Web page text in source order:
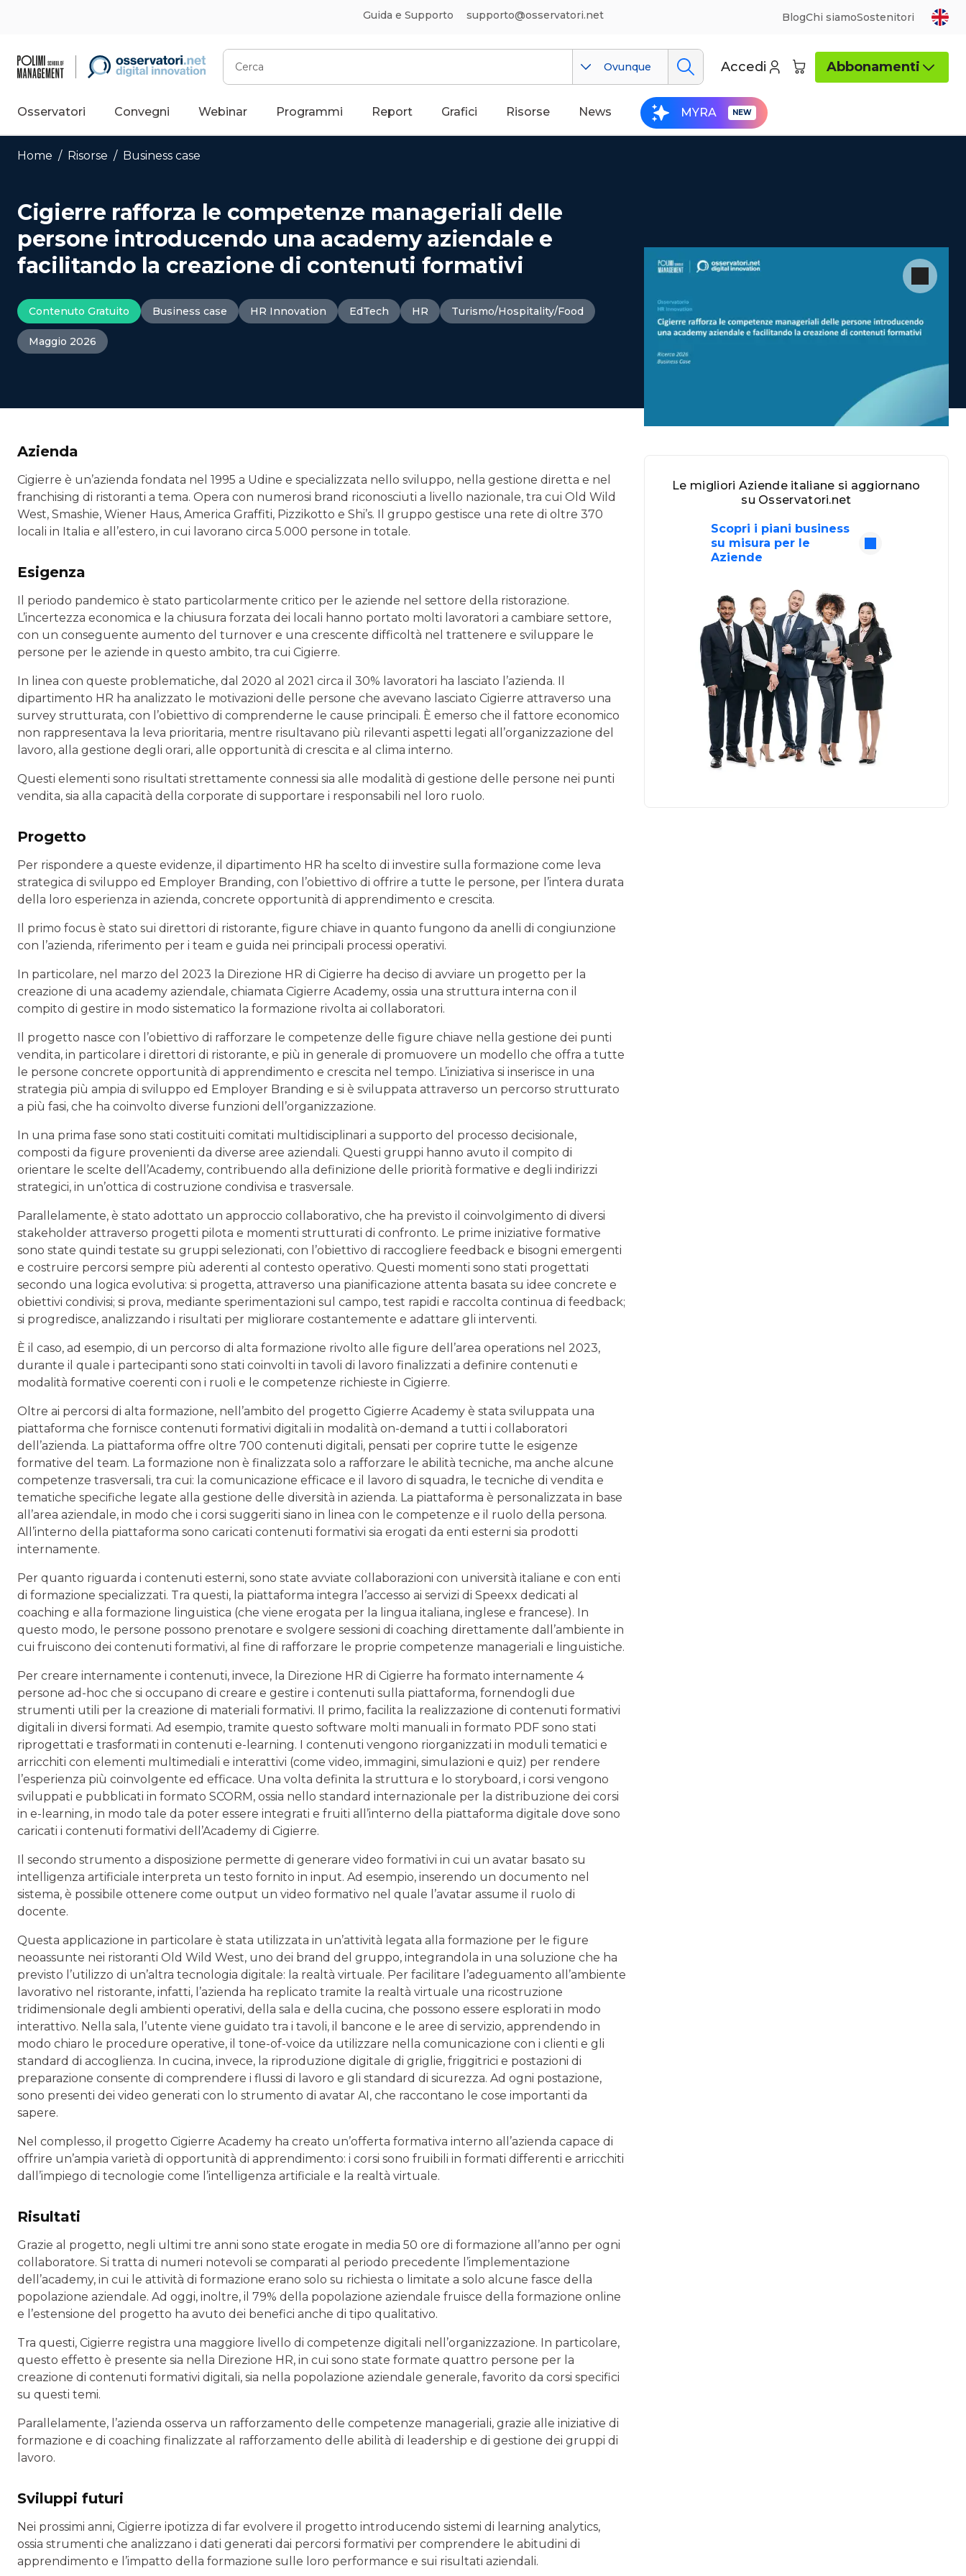
Guida e Supporto supporto@osservatori.net BlogChi siamoSostenitori
Cerca
Ovunque Accedi Abbonamenti
Osservatori Convegni Webinar Programmi Report Grafici Risorse News MYRA
Home / Risorse / Business case
Cigierre rafforza le competenze manageriali delle
persone introducendo una academy aziendale e
facilitando la creazione di contenuti formativi
Contenuto Gratuito Business case HR Innovation EdTech HR Turismo/Hospitality/Food
Maggio 2026
Azienda
Cigierre è un’azienda fondata nel 1995 a Udine e specializzata nello sviluppo, nella gestione diretta e nel
franchising di ristoranti a tema. Opera con numerosi brand riconosciuti a livello nazionale, tra cui Old Wild
West, Smashie, Wiener Haus, America Graffiti, Pizzikotto e Shi’s. Il gruppo gestisce una rete di oltre 370
locali in Italia e all’estero, in cui lavorano circa 5.000 persone in totale.
Esigenza
Il periodo pandemico è stato particolarmente critico per le aziende nel settore della ristorazione.
L’incertezza economica e la chiusura forzata dei locali hanno portato molti lavoratori a cambiare settore,
con un conseguente aumento del turnover e una crescente difficoltà nel trattenere e sviluppare le
persone per le aziende in questo ambito, tra cui Cigierre.
In linea con queste problematiche, dal 2020 al 2021 circa il 30% lavoratori ha lasciato l’azienda. Il
dipartimento HR ha analizzato le motivazioni delle persone che avevano lasciato Cigierre attraverso una
survey strutturata, con l’obiettivo di comprenderne le cause principali. È emerso che il fattore economico
non rappresentava la leva prioritaria, mentre risultavano più rilevanti aspetti legati all’organizzazione del
lavoro, alla gestione degli orari, alle opportunità di crescita e al clima interno.
Questi elementi sono risultati strettamente connessi sia alle modalità di gestione delle persone nei punti
vendita, sia alla capacità della corporate di supportare i responsabili nel loro ruolo.
Progetto
Per rispondere a queste evidenze, il dipartimento HR ha scelto di investire sulla formazione come leva
strategica di sviluppo ed Employer Branding, con l’obiettivo di offrire a tutte le persone, per l’intera durata
della loro esperienza in azienda, concrete opportunità di apprendimento e crescita.
Il primo focus è stato sui direttori di ristorante, figure chiave in quanto fungono da anelli di congiunzione
con l’azienda, riferimento per i team e guida nei principali processi operativi.
In particolare, nel marzo del 2023 la Direzione HR di Cigierre ha deciso di avviare un progetto per la
creazione di una academy aziendale, chiamata Cigierre Academy, ossia una struttura interna con il
compito di gestire in modo sistematico la formazione rivolta ai collaboratori.
Il progetto nasce con l’obiettivo di rafforzare le competenze delle figure chiave nella gestione dei punti
vendita, in particolare i direttori di ristorante, e più in generale di promuovere un modello che offra a tutte
le persone concrete opportunità di apprendimento e crescita nel tempo. L’iniziativa si inserisce in una
strategia più ampia di sviluppo ed Employer Branding e si è sviluppata attraverso un percorso strutturato
a più fasi, che ha coinvolto diverse funzioni dell’organizzazione.
In una prima fase sono stati costituiti comitati multidisciplinari a supporto del processo decisionale,
composti da figure provenienti da diverse aree aziendali. Questi gruppi hanno avuto il compito di
orientare le scelte dell’Academy, contribuendo alla definizione delle priorità formative e degli indirizzi
strategici, in un’ottica di costruzione condivisa e trasversale.
Parallelamente, è stato adottato un approccio collaborativo, che ha previsto il coinvolgimento di diversi
stakeholder attraverso progetti pilota e momenti strutturati di confronto. Le prime iniziative formative
sono state quindi testate su gruppi selezionati, con l’obiettivo di raccogliere feedback e bisogni emergenti
e costruire percorsi sempre più aderenti al contesto operativo. Questi momenti sono stati progettati
secondo una logica evolutiva: si progetta, attraverso una pianificazione attenta basata su idee concrete e
obiettivi condivisi; si prova, mediante sperimentazioni sul campo, test rapidi e raccolta continua di feedback;
si progredisce, analizzando i risultati per migliorare costantemente e adattare gli interventi.
È il caso, ad esempio, di un percorso di alta formazione rivolto alle figure dell’area operations nel 2023,
durante il quale i partecipanti sono stati coinvolti in tavoli di lavoro finalizzati a definire contenuti e
modalità formative coerenti con i ruoli e le competenze richieste in Cigierre.
Oltre ai percorsi di alta formazione, nell’ambito del progetto Cigierre Academy è stata sviluppata una
piattaforma che fornisce contenuti formativi digitali in modalità on-demand a tutti i collaboratori
dell’azienda. La piattaforma offre oltre 700 contenuti digitali, pensati per coprire tutte le esigenze
formative del team. La formazione non è finalizzata solo a rafforzare le abilità tecniche, ma anche alcune
competenze trasversali, tra cui: la comunicazione efficace e il lavoro di squadra, le tecniche di vendita e
tematiche specifiche legate alla gestione delle diversità in azienda. La piattaforma è personalizzata in base
all’area aziendale, in modo che i corsi suggeriti siano in linea con le competenze e il ruolo della persona.
All’interno della piattaforma sono caricati contenuti formativi sia erogati da enti esterni sia prodotti
internamente.
Per quanto riguarda i contenuti esterni, sono state avviate collaborazioni con università italiane e con enti
di formazione specializzati. Tra questi, la piattaforma integra l’accesso ai servizi di Speexx dedicati al
coaching e alla formazione linguistica (che viene erogata per la lingua italiana, inglese e francese). In
questo modo, le persone possono prenotare e svolgere sessioni di coaching direttamente dall’ambiente in
cui fruiscono dei contenuti formativi, al fine di rafforzare le proprie competenze manageriali e linguistiche.
Per creare internamente i contenuti, invece, la Direzione HR di Cigierre ha formato internamente 4
persone ad-hoc che si occupano di creare e gestire i contenuti sulla piattaforma, fornendogli due
strumenti utili per la creazione di materiali formativi. Il primo, facilita la realizzazione di contenuti formativi
digitali in diversi formati. Ad esempio, tramite questo software molti manuali in formato PDF sono stati
riprogettati e trasformati in contenuti e-learning. I contenuti vengono riorganizzati in moduli tematici e
arricchiti con elementi multimediali e interattivi (come video, immagini, simulazioni e quiz) per rendere
l’esperienza più coinvolgente ed efficace. Una volta definita la struttura e lo storyboard, i corsi vengono
sviluppati e pubblicati in formato SCORM, ossia nello standard internazionale per la distribuzione dei corsi
in e-learning, in modo tale da poter essere integrati e fruiti all’interno della piattaforma digitale dove sono
caricati i contenuti formativi dell’Academy di Cigierre.
Il secondo strumento a disposizione permette di generare video formativi in cui un avatar basato su
intelligenza artificiale interpreta un testo fornito in input. Ad esempio, inserendo un documento nel
sistema, è possibile ottenere come output un video formativo nel quale l’avatar assume il ruolo di
docente.
Questa applicazione in particolare è stata utilizzata in un’attività legata alla formazione per le figure
neoassunte nei ristoranti Old Wild West, uno dei brand del gruppo, integrandola in una soluzione che ha
previsto l’utilizzo di un’altra tecnologia digitale: la realtà virtuale. Per facilitare l’adeguamento all’ambiente
lavorativo nel ristorante, infatti, l’azienda ha replicato tramite la realtà virtuale una ricostruzione
tridimensionale degli ambienti operativi, della sala e della cucina, che possono essere esplorati in modo
interattivo. Nella sala, l’utente viene guidato tra i tavoli, il bancone e le aree di servizio, apprendendo in
modo chiaro le procedure operative, il tone-of-voice da utilizzare nella comunicazione con i clienti e gli
standard di accoglienza. In cucina, invece, la riproduzione digitale di griglie, friggitrici e postazioni di
preparazione consente di comprendere i flussi di lavoro e gli standard di sicurezza. Ad ogni postazione,
sono presenti dei video generati con lo strumento di avatar AI, che raccontano le cose importanti da
sapere.
Nel complesso, il progetto Cigierre Academy ha creato un’offerta formativa interno all’azienda capace di
offrire un’ampia varietà di opportunità di apprendimento: i corsi sono fruibili in formati differenti e arricchiti
dall’impiego di tecnologie come l’intelligenza artificiale e la realtà virtuale.
Risultati
Grazie al progetto, negli ultimi tre anni sono state erogate in media 50 ore di formazione all’anno per ogni
collaboratore. Si tratta di numeri notevoli se comparati al periodo precedente l’implementazione
dell’academy, in cui le attività di formazione erano solo su richiesta o limitate a solo alcune fasce della
popolazione aziendale. Ad oggi, inoltre, il 79% della popolazione aziendale fruisce della formazione online
e l’estensione del progetto ha avuto dei benefici anche di tipo qualitativo.
Tra questi, Cigierre registra una maggiore livello di competenze digitali nell’organizzazione. In particolare,
questo effetto è presente sia nella Direzione HR, in cui sono state formate quattro persone per la
creazione di contenuti formativi digitali, sia nella popolazione aziendale generale, favorito da corsi specifici
su questi temi.
Parallelamente, l’azienda osserva un rafforzamento delle competenze manageriali, grazie alle iniziative di
formazione e di coaching finalizzate al rafforzamento delle abilità di leadership e di gestione dei gruppi di
lavoro.
Sviluppi futuri
Nei prossimi anni, Cigierre ipotizza di far evolvere il progetto introducendo sistemi di learning analytics,
ossia strumenti che analizzano i dati generati dai percorsi formativi per comprendere le abitudini di
apprendimento e l’impatto della formazione sulle loro performance e sui risultati aziendali.
Le migliori Aziende italiane si aggiornano
su Osservatori.net
Scopri i piani business
su misura per le
Aziende